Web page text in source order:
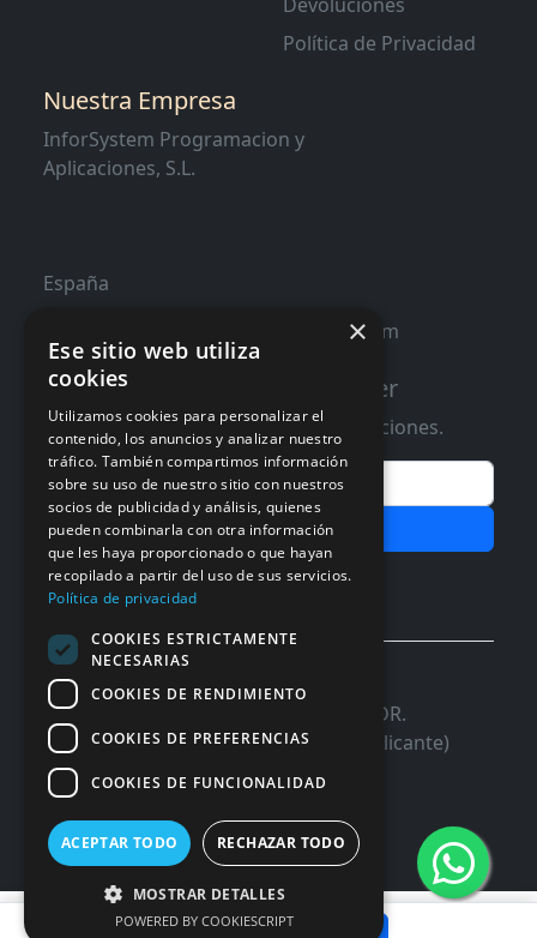
88,64 €
Política de Privacidad
Nuestra Empresa
InforSystem Programacion y
Aplicaciones, S.L.
España
contacto@distribucioninformatica.com
Suscribete a nuestro Newsletter
Te informaremos de ofertas y promociones.
Email
Subscribir
Aceptar Politica dePrivacidad
© 2026 InforSystem Programacion y
Aplicaciones, S.L. CIF: B54337985 | C/DR.
Marañon, 17 Local 5 | 03680 - ASPE (Alicante)
×
Ese sitio web utiliza
cookies
Utilizamos cookies para personalizar el
contenido, los anuncios y analizar nuestro
tráfico. También compartimos información
sobre su uso de nuestro sitio con nuestros
socios de publicidad y análisis, quienes
pueden combinarla con otra información
que les haya proporcionado o que hayan
recopilado a partir del uso de sus servicios.
Política de privacidad
COOKIES ESTRICTAMENTE
NECESARIAS
COOKIES DE RENDIMIENTO
COOKIES DE PREFERENCIAS
COOKIES DE FUNCIONALIDAD
ACEPTAR TODO RECHAZAR TODO
MOSTRAR DETALLES
POWERED BY COOKIESCRIPT